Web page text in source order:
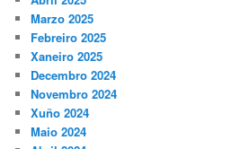
Marzo 2025
Febreiro 2025
Xaneiro 2025
Decembro 2024
Novembro 2024
Xuño 2024
Maio 2024